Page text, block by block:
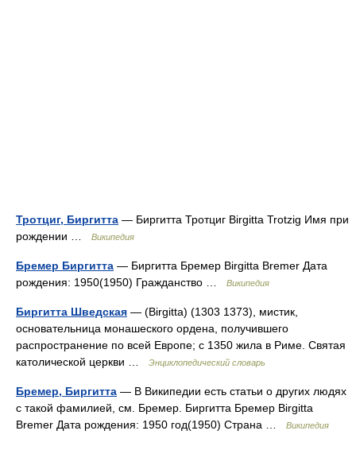
Тротциг, Биргитта — Биргитта Тротциг Birgitta Trotzig Имя при
рождении …
Википедия
Бремер Биргитта — Биргитта Бремер Birgitta Bremer Дата
рождения: 1950(1950) Гражданство …
Википедия
Биргитта Шведская — (Birgitta) (1303 1373), мистик,
основательница монашеского ордена, получившего
распространение по всей Европе; с 1350 жила в Риме. Святая
католической церкви …
Энциклопедический словарь
Бремер, Биргитта — В Википедии есть статьи о других людях
с такой фамилией, см. Бремер. Биргитта Бремер Birgitta
Bremer Дата рождения: 1950 год(1950) Страна …
Википедия